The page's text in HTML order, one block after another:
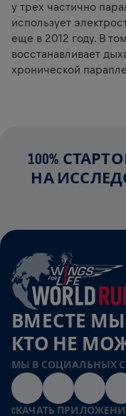
у трех частично
использует
еще в 2012 году. В
восстанавливает
хронической
100%
НА
ВМЕСТЕ
КТО НЕ
МЫ В СОЦИАЛЬНЫХ
CКАЧАТЬ